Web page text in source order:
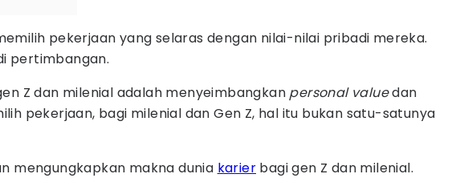
pekerjaan yang selaras dengan nilai-nilai pribadi mereka.
pertimbangan.
Z dan milenial adalah menyeimbangkan personal valuedan
pekerjaan, bagi milenial dan Gen Z, hal itu bukan satu-satunya
mengungkapkan makna dunia karier bagi gen Z dan milenial.